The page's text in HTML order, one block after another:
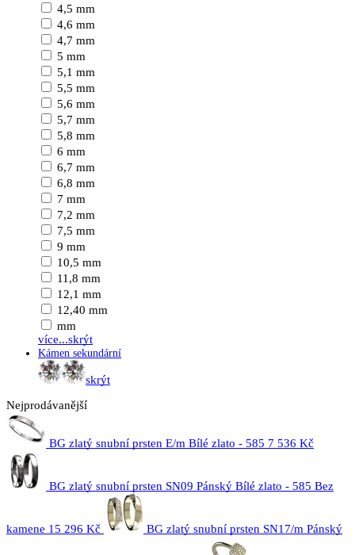
4,5 mm
4,6 mm
4,7 mm
5 mm
5,1 mm
5,5 mm
5,6 mm
5,7 mm
5,8 mm
6 mm
6,7 mm
6,8 mm
7 mm
7,2 mm
7,5 mm
9 mm
10,5 mm
11,8 mm
12,1 mm
12,40 mm
mm
více...skrýt
Kámen sekundární
skrýt
Nejprodávanější
BG zlatý snubní prsten E/m Bílé zlato - 585 7 536 Kč
BG zlatý snubní prsten SN09 Pánský Bílé zlato - 585 Bez
kamene 15 296 Kč BG zlatý snubní prsten SN17/m Pánský